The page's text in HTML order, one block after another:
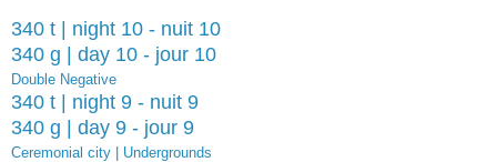
340 t | night 10 - nuit 10
340 g | day 10 - jour 10
Double Negative
340 t | night 9 - nuit 9
340 g | day 9 - jour 9
Ceremonial city | Undergrounds